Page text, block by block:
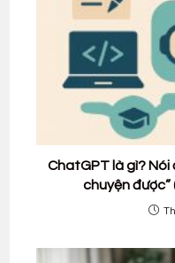
ChatGPT là gì? Nói
chuyện được”